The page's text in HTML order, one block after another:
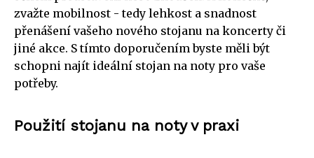
zvažte mobilnost - tedy lehkost a snadnost
přenášení vašeho nového stojanu na koncerty či
jiné akce. S tímto doporučením byste měli být
schopni najít ideální stojan na noty pro vaše
potřeby.
Použití stojanu na noty v praxi